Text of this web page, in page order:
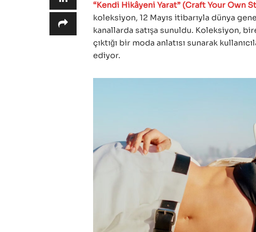
“Kendi Hikâyeni Yarat” (Craft Your Own
koleksiyon, 12 Mayıs itibarıyla dünya
kanallarda satışa sunuldu. Koleksiyon,
çıktığı bir moda anlatısı sunarak
ediyor.